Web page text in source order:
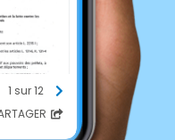
1 sur 12